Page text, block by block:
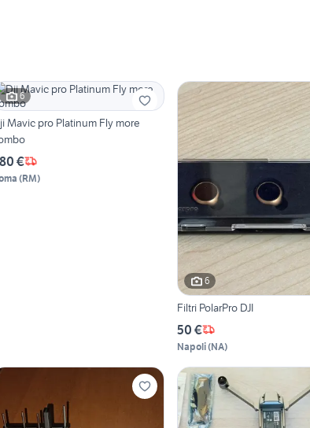
6
Mavic pro Platinum Fly more
€
(RM)
6
Filtri PolarPro DJI
50 €
Napoli(NA)